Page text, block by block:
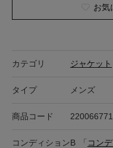
お気
カテゴリ ジャケット
タイプ メンズ
商品コード
コンディションB 「 コン